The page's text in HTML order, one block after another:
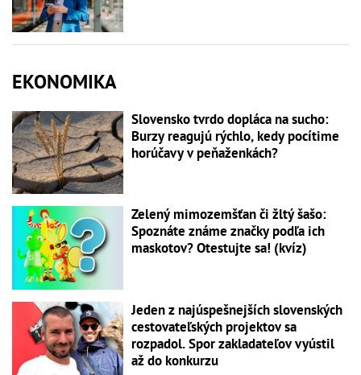
EKONOMIKA
Slovensko tvrdo dopláca na sucho:
Burzy reagujú rýchlo, kedy pocítime
horúčavy v peňaženkách?
Zelený mimozemšťan či žltý šašo:
Spoznáte známe značky podľa ich
maskotov? Otestujte sa! (kvíz)
Jeden z najúspešnejších slovenských
cestovateľských projektov sa
rozpadol. Spor zakladateľov vyústil
až do konkurzu